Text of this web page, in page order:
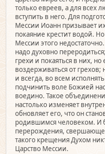
только евреев, а для всех
вступить в него. Для
Мессии Иоанн призывает
покаяние крестит водой.
Мессии этого
надо духовно
грехи и покаяться в них,
воздерживаться от
и всегда, во всем
подчинить воле Божией
воедино. Такое
настолько изменяет
обновляет его, что он
родившимся человеком. И
перерождения,
такого крещения Духом
Царство Мессии.